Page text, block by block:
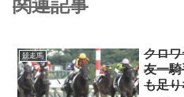
関連記事
競走馬
クロ
友一
も足